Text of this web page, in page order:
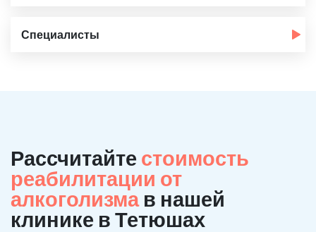
Специалисты
Рассчитайте стоимость
реабилитации от
алкоголизма в нашей
клинике в Тетюшах